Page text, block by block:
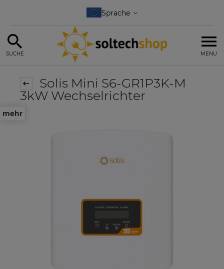
MENU
SUCHE
mehr
Solis Mini S6-GR1P3K-M
3kW Wechselrichter